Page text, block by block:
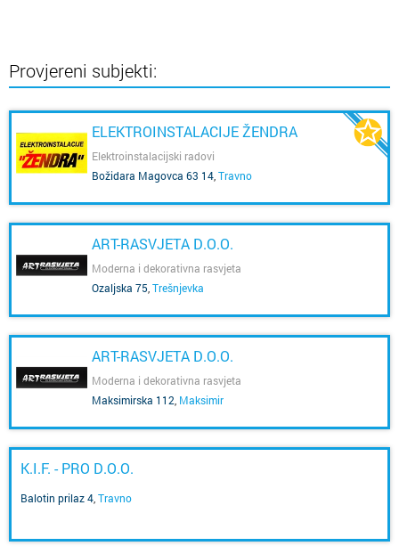
Provjereni subjekti:
ELEKTROINSTALACIJE ŽENDRA
Elektroinstalacijski radovi
Božidara Magovca 63 14 Travno
ART-RASVJETA D.O.O.
Moderna i dekorativna rasvjeta
Ozaljska 75 Trešnjevka
ART-RASVJETA D.O.O.
Moderna i dekorativna rasvjeta
Maksimirska 112 Maksimir
K.I.F. - PRO D.O.O.
Balotin prilaz 4 Travno